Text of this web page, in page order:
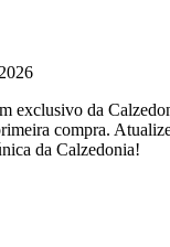
exclusivo da
compra.
da Calzedonia!